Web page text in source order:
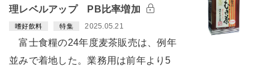
理レベルアップ PB比率増加
嗜好飲料 特集 2025.05.21
富士食糧の24年度麦茶販売は、例年
並みで着地した。業務用は前年より5